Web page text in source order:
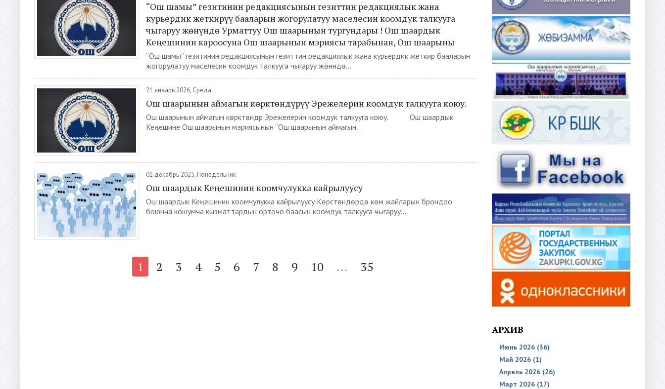
“Ош шамы” гезитинин редакциясынын гезиттин редакциялык жана
курьердик жеткирүү бааларын жогорулатуу маселесин коомдук талкууга
чыгаруу жөнүндө Урматтуу Ош шаарынын тургундары ! Ош шаардык
Кеңешинин кароосуна Ош шаарынын мэриясы тарабынан, Ош шаарыны
“Ош шамы” гезитинин редакциясынын гезиттин редакциялык жана курьердик жеткирүү бааларын
жогорулатуу маселесин коомдук талкууга чыгаруу жөнүндө...
21 январь 2026, Среда
Ош шаарынын аймагын көрктөндүрүү Эрежелерин коомдук талкууга коюу.
Ош шаарынын аймагын көрктөндүрүү Эрежелерин коомдук талкууга коюу. Ош шаардык
Кеңешине Ош шаарынын мэриясынын “Ош шаарынын аймагын...
01 декабрь 2025, Понедельник
Ош шаардык Кеңешинин коомчулукка кайрылуусу
Ош шаардык Кеңешинин коомчулукка кайрылуусу Көрүстөндөрдө көмүү жайларын брондоо
боюнча кошумча кызматтардын орточо баасын коомдук талкууга чыгаруу...
1 2 3 4 5 6 7 8 9 10 ... 35
АРХИВ
Июнь 2026 (36)
Май 2026 (1)
Апрель 2026 (26)
Март 2026 (17)